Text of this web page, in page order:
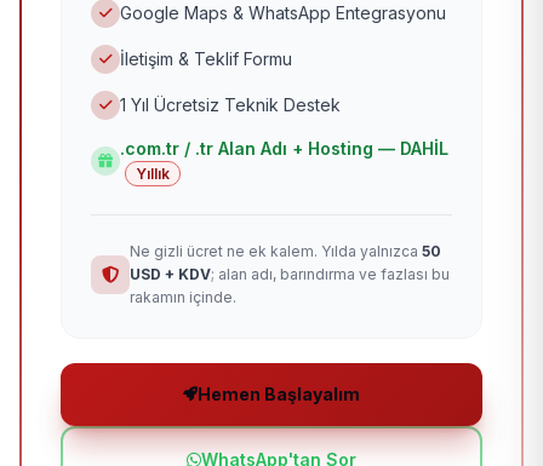
Google Maps & WhatsApp Entegrasyonu
İletişim & Teklif Formu
1 Yıl Ücretsiz Teknik Destek
.com.tr / .tr Alan Adı + Hosting — DAHİL
Yıllık
Ne gizli ücret ne ek kalem. Yılda yalnızca 50
USD + KDV; alan adı, barındırma ve fazlası bu
rakamın içinde.
Hemen Başlayalım
WhatsApp'tan Sor